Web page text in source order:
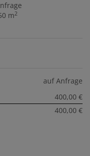
m2
auf Anfrage
400,00 €
400,00 €